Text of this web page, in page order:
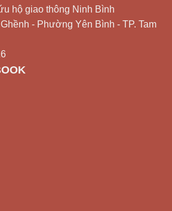
hộ giao thông Ninh Bình
- Phường Yên Bình - TP. Tam